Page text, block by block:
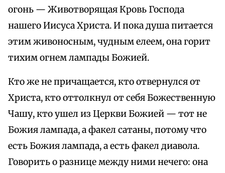
огонь — Животворящая Кровь Господа
нашего Иисуса Христа. И пока душа питается
этим живоносным, чудным елеем, она горит
тихим огнем лампады Божией.
Кто же не причащается, кто отвернулся от
Христа, кто оттолкнул от себя Божественную
Чашу, кто ушел из Церкви Божией — тот не
Божия лампада, а факел сатаны, потому что
есть Божия лампада, а есть факел диавола.
Говорить о разнице между ними нечего: она